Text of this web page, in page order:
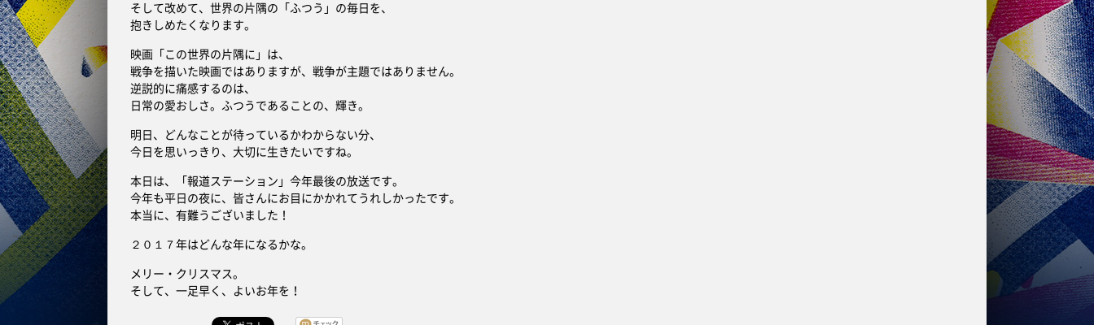
そして改めて、世界の片隅の「ふつう」の毎日を、
抱きしめたくなります。
映画「この世界の片隅に」は、
戦争を描いた映画ではありますが、戦争が主題ではありません。
逆説的に痛感するのは、
日常の愛おしさ。ふつうであることの、輝き。
明日、どんなことが待っているかわからない分、
今日を思いっきり、大切に生きたいですね。
本日は、「報道ステーション」今年最後の放送です。
今年も平日の夜に、皆さんにお目にかかれてうれしかったです。
本当に、有難うございました！
２０１７年はどんな年になるかな。
メリー・クリスマス。
そして、一足早く、よいお年を！